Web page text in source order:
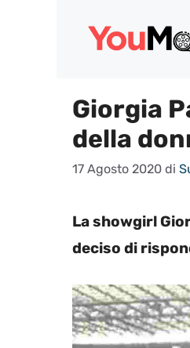
Giorgia
della
17 Agosto 2020 di
La showgirl
deciso di